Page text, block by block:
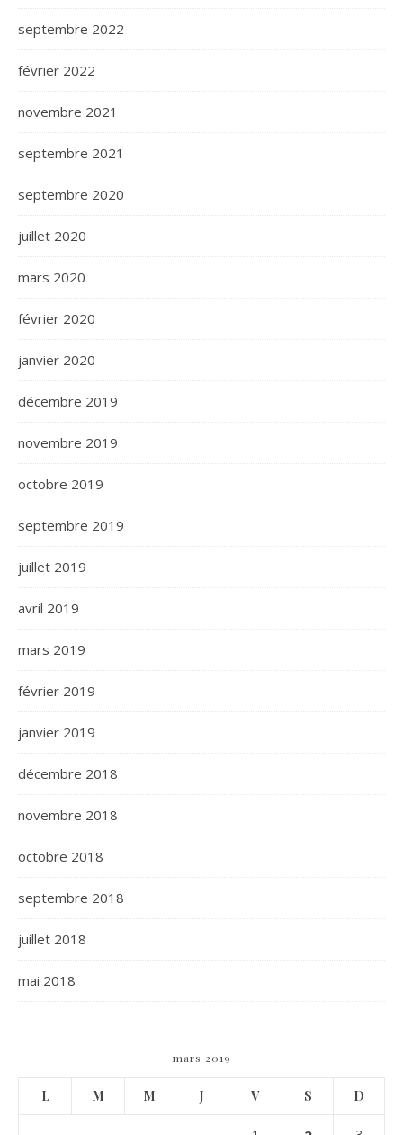
septembre 2022
février 2022
novembre 2021
septembre 2021
septembre 2020
juillet 2020
mars 2020
février 2020
janvier 2020
décembre 2019
novembre 2019
octobre 2019
septembre 2019
juillet 2019
avril 2019
mars 2019
février 2019
janvier 2019
décembre 2018
novembre 2018
octobre 2018
septembre 2018
juillet 2018
mai 2018
mars 2019
L M M J V S D